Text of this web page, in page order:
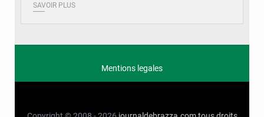
SAVOIR PLUS
Mentions legales